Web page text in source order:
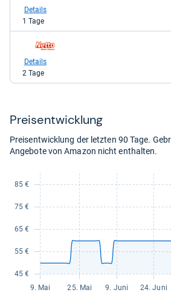
OBI
kaufen.
Details
1 Tage
Netto-
Details
2 Tage
Preis­ent­wick­lung
Preisentwicklung der letzten 90 Tage.
Angebote von Amazon nicht enthalten.